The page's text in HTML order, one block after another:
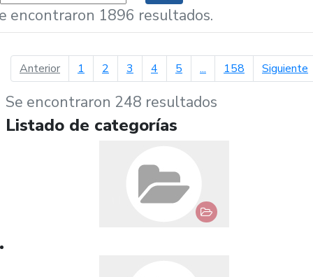
encontraron 1896 resultados.
Anteriorpágina anterior
1 2 3 4 5 ... 158 Siguiente
Se encontraron 248 resultados
Listado de categorías